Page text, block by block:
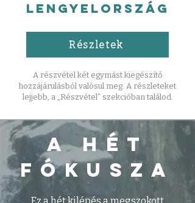
Lengyelország
Részletek
A részvétel két egymást kiegészítő
hozzájárulásból valósul meg. A részleteket
lejjebb, a „Részvétel” szekcióban találod.
A HÉT
FóKUSZA